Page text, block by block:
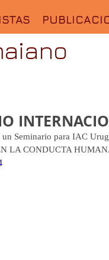
un Seminario para IAC
LA CONDUCTA